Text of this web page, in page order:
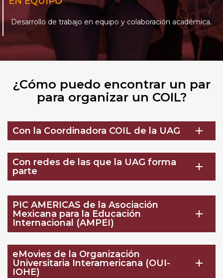
Desarrollo de trabajo en equipo y colaboración académica.
¿Cómo puedo encontrar un par
para organizar un COIL?
Con la Coordinadora COIL de la UAG add
Con redes de las que la UAG forma
parte
add
PIC AMERICAS de la Asociación
Mexicana para la Educación
Internacional (AMPEI)
add
eMovies de la Organización
Universitaria Interamericana (OUI-
IOHE)
add